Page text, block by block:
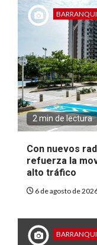
2 min de lectura
Con nuevos
refuerza la
alto tráfico
6 de agosto de